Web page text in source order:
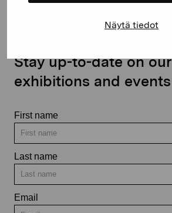
Näytä tiedot
Stay up-to-date on our
exhibitions and events
First name
Last name
Email